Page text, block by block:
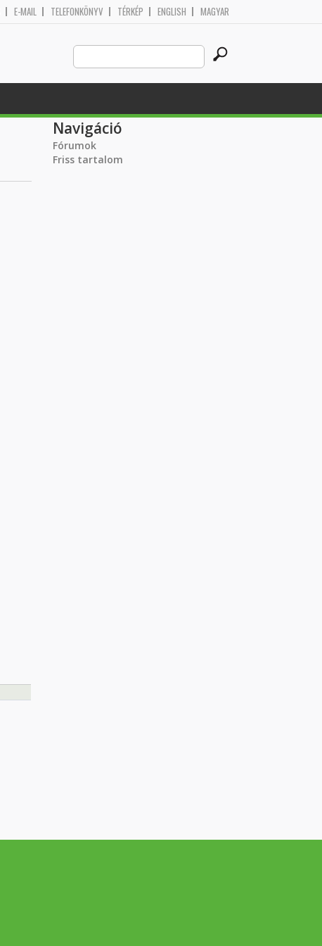
E-MAIL TELEFONKÖNYV TÉRKÉP ENGLISH MAGYAR
Search
this
site
Navigáció
Fórumok
Friss tartalom